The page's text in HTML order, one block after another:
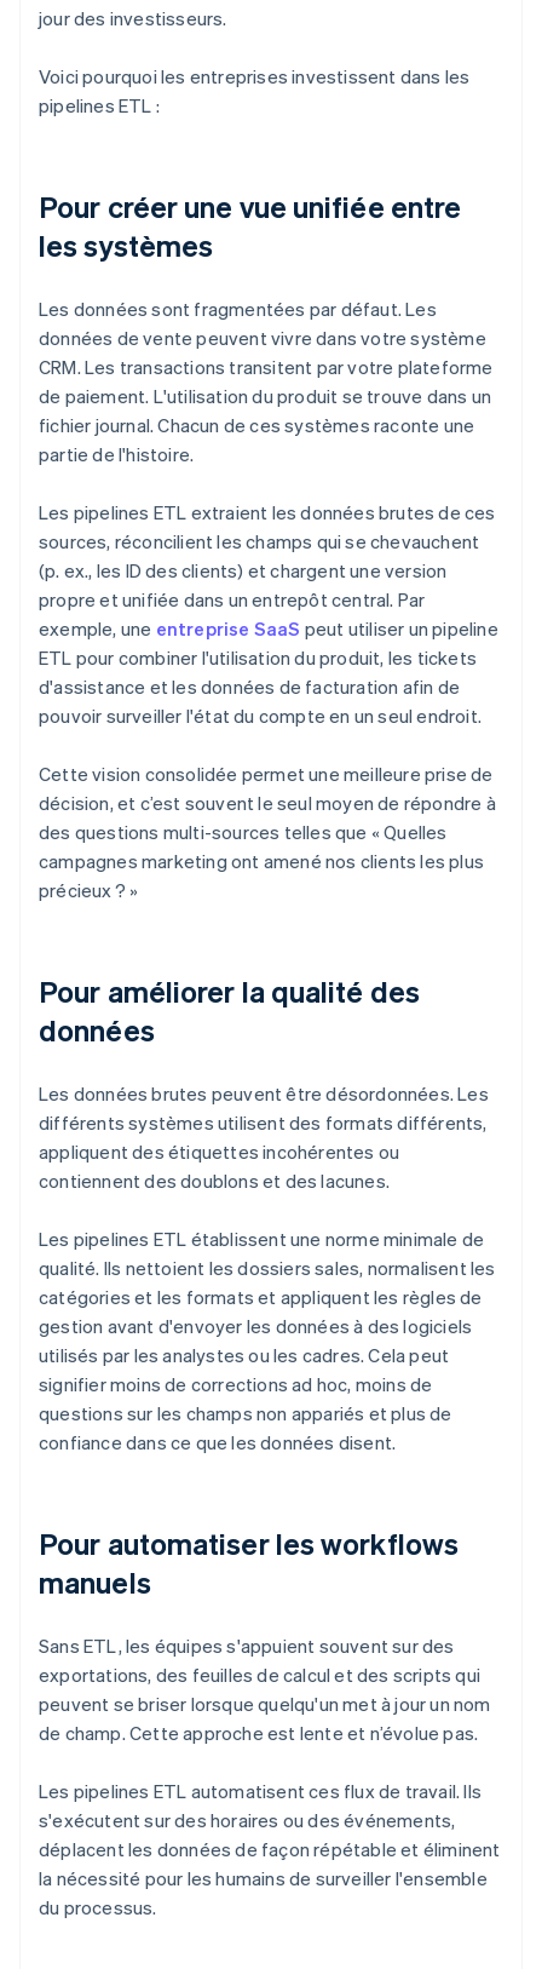
jour des investisseurs.
Voici pourquoi les entreprises investissent dans les
pipelines ETL :
Pour créer une vue unifiée entre
les systèmes
Les données sont fragmentées par défaut. Les
données de vente peuvent vivre dans votre système
CRM. Les transactions transitent par votre plateforme
de paiement. L'utilisation du produit se trouve dans un
fichier journal. Chacun de ces systèmes raconte une
partie de l'histoire.
Les pipelines ETL extraient les données brutes de ces
sources, réconcilient les champs qui se chevauchent
(p. ex., les ID des clients) et chargent une version
propre et unifiée dans un entrepôt central. Par
exemple, une entreprise SaaS peut utiliser un pipeline
ETL pour combiner l'utilisation du produit, les tickets
d'assistance et les données de facturation afin de
pouvoir surveiller l'état du compte en un seul endroit.
Cette vision consolidée permet une meilleure prise de
décision, et c’est souvent le seul moyen de répondre à
des questions multi-sources telles que « Quelles
campagnes marketing ont amené nos clients les plus
précieux ? »
Pour améliorer la qualité des
données
Les données brutes peuvent être désordonnées. Les
différents systèmes utilisent des formats différents,
appliquent des étiquettes incohérentes ou
contiennent des doublons et des lacunes.
Les pipelines ETL établissent une norme minimale de
qualité. Ils nettoient les dossiers sales, normalisent les
catégories et les formats et appliquent les règles de
gestion avant d'envoyer les données à des logiciels
utilisés par les analystes ou les cadres. Cela peut
signifier moins de corrections ad hoc, moins de
questions sur les champs non appariés et plus de
confiance dans ce que les données disent.
Pour automatiser les workflows
manuels
Sans ETL, les équipes s'appuient souvent sur des
exportations, des feuilles de calcul et des scripts qui
peuvent se briser lorsque quelqu'un met à jour un nom
de champ. Cette approche est lente et n’évolue pas.
Les pipelines ETL automatisent ces flux de travail. Ils
s'exécutent sur des horaires ou des événements,
déplacent les données de façon répétable et éliminent
la nécessité pour les humains de surveiller l'ensemble
du processus.